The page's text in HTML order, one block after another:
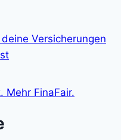
Versicherungen
Mehr FinaFair.